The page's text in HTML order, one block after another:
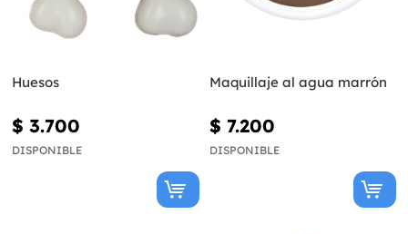
Huesos
$ 3.700
DISPONIBLE
Maquillaje al agua marrón
$ 7.200
DISPONIBLE